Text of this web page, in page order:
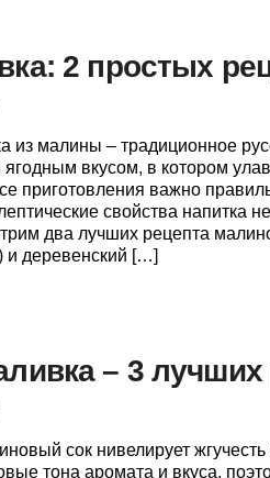
2 простых
из малины – традиционное
вкусом, в котором
приготовления важно
свойства напитка
два лучших рецепта
и деревенский […]
– 3 лучших
сок нивелирует
тона аромата и вкуса,